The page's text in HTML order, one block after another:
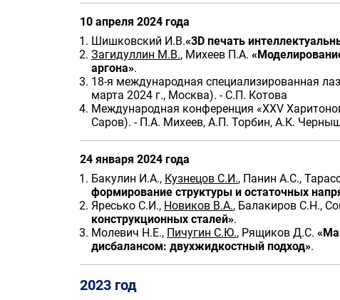
10 апреля 2024 года
Шишковский И.В.«3D печать
Загидуллин М.В., Михеев П.А.
аргона».
18-я международная специализированная
марта 2024 г., Москва). - С.П. Котова
Международная конференция «XXV
Саров). - П.А. Михеев, А.П. Торбин, А.К.
24 января 2024 года
Бакулин И.А., Кузнецов С.И., Панин А.С.,
формирование структуры и остаточных
Яресько С.И., Новиков В.А., Балакиров С.Н.,
конструкционных сталей».
Молевич Н.Е., Пичугин С.Ю., Рящиков Д.С.
дисбалансом: двухжидкостный подход».
2023 год